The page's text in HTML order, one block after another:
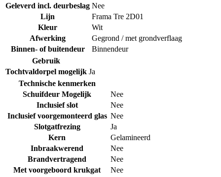
Geleverd incl. deurbeslag Nee
Lijn
Frama Tre 2D01
Kleur
Wit
Afwerking
Gegrond / met grondverflaag
Binnen- of buitendeur
Binnendeur
Gebruik
Tochtvaldorpel mogelijk Ja
Technische kenmerken
Schuifdeur Mogelijk
Nee
Inclusief slot
Nee
Inclusief voorgemonteerd glas Nee
Slotgatfrezing
Ja
Kern
Gelamineerd
Inbraakwerend
Nee
Brandvertragend
Nee
Met voorgeboord krukgat
Nee